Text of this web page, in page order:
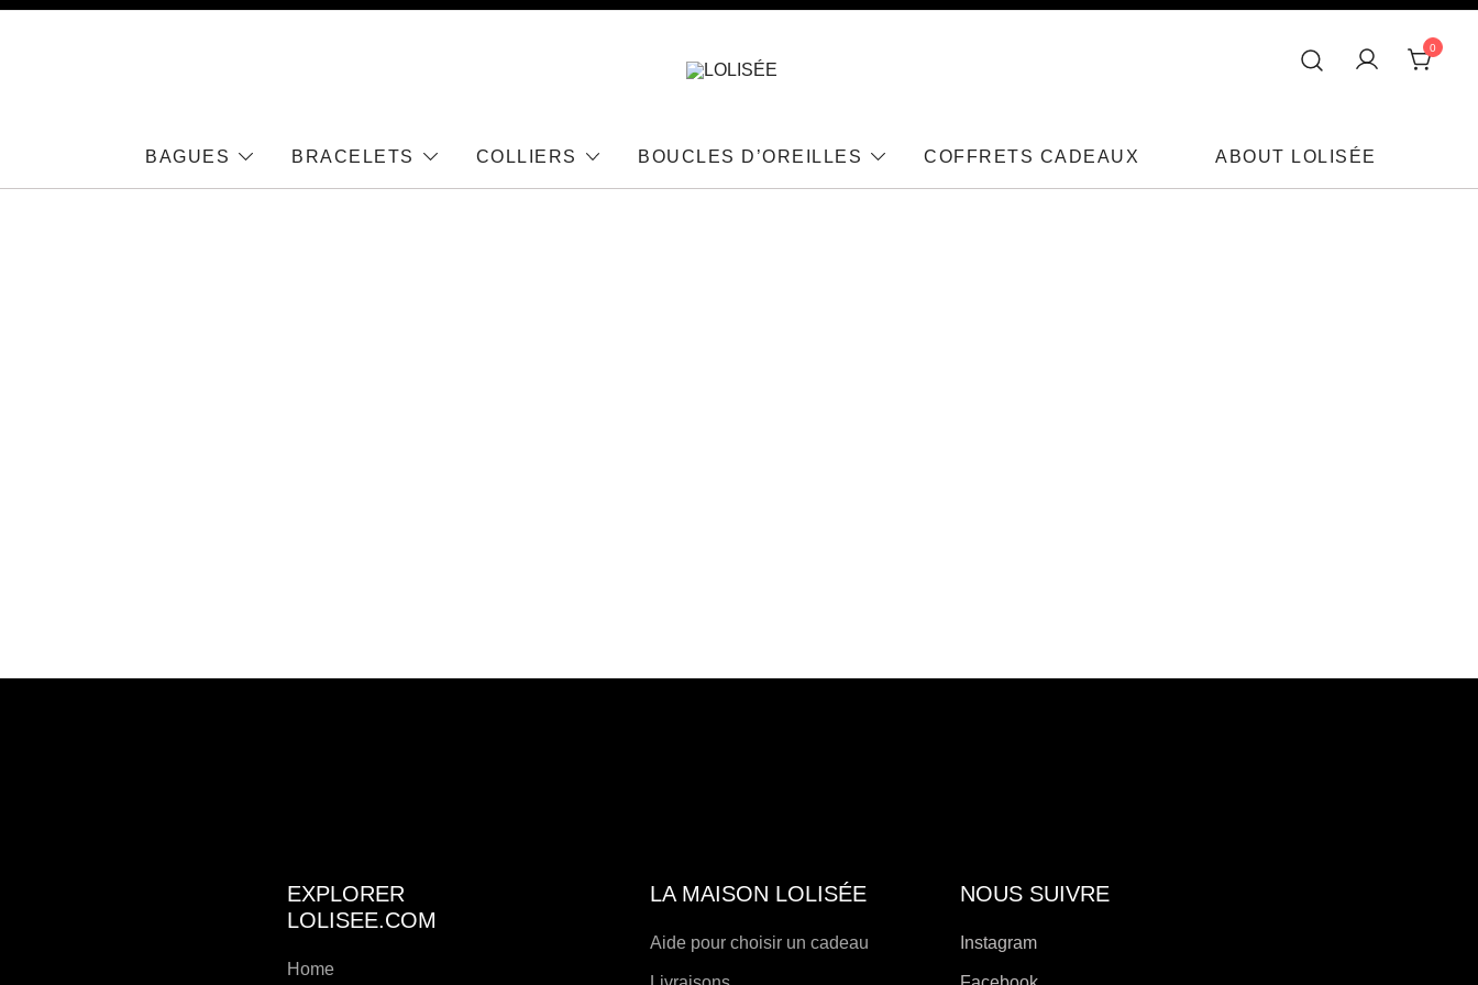
0
BAGUES BRACELETS COLLIERS BOUCLES D’OREILLES COFFRETS CADEAUX ABOUT LOLISÉE
EXPLORER
LOLISEE.COM
Home
LA MAISON LOLISÉE
Aide pour choisir un cadeau
NOUS SUIVRE
Instagram